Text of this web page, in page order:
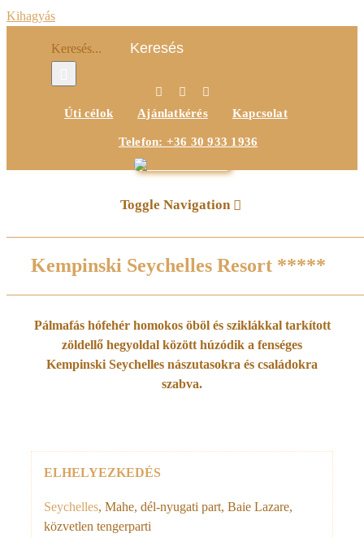
Kihagyás
Keresés...
Úti célok Ajánlatkérés Kapcsolat
Telefon: +36 30 933 1936
Toggle Navigation
Miért a Morea Exkluzív?
Kempinski Seychelles Resort *****
Pálmafás hófehér homokos öböl és sziklákkal tarkított
zöldellő hegyoldal között húzódik a fenséges
Kempinski Seychelles nászutasokra és családokra
szabva.
ELHELYEZKEDÉS
Seychelles, Mahe, dél-nyugati part, Baie Lazare,
közvetlen tengerparti